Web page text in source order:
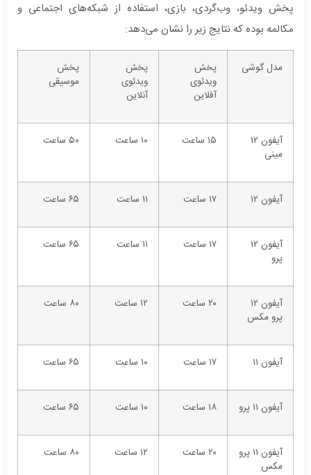
پخش ویدئو، وب‌گردی، بازی، استفاده از شبکه‌های اجتماعی و
مکالمه بوده که نتایج زیر را نشان می‌دهد:
مدل گوشی
پخش
ویدئوی
آفلاین
پخش
ویدئوی
آنلاین
پخش
موسیقی
آیفون ۱۲
مینی
۱۵ ساعت ۱۰ ساعت ۵۰ ساعت
آیفون ۱۲ ۱۷ ساعت ۱۱ ساعت ۶۵ ساعت
آیفون ۱۲
پرو
۱۷ ساعت ۱۱ ساعت ۶۵ ساعت
آیفون ۱۲
پرو مکس
۲۰ ساعت ۱۲ ساعت ۸۰ ساعت
آیفون ۱۱ ۱۷ ساعت ۱۰ ساعت ۶۵ ساعت
آیفون ۱۱ پرو ۱۸ ساعت ۱۰ ساعت ۶۵ ساعت
آیفون ۱۱ پرو
مکس
۲۰ ساعت ۱۲ ساعت ۸۰ ساعت